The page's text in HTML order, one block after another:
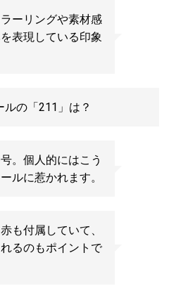
ーリングや素材感
表現している印象
ルの「211」は？
。個人的にはこう
ルに惹かれます。
も付属していて、
るのもポイントで